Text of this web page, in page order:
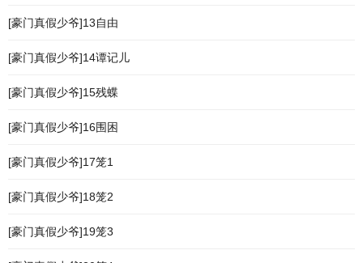
[豪门真假少爷]13自由
[豪门真假少爷]14谭记儿
[豪门真假少爷]15残蝶
[豪门真假少爷]16围困
[豪门真假少爷]17笼1
[豪门真假少爷]18笼2
[豪门真假少爷]19笼3